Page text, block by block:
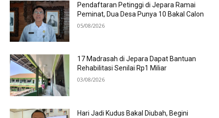
Pendaftaran Petinggi di Jepara Ramai
Peminat, Dua Desa Punya 10 Bakal Calon
05/08/2026
17 Madrasah di Jepara Dapat Bantuan
Rehabilitasi Senilai Rp1 Miliar
03/08/2026
Hari Jadi Kudus Bakal Diubah, Begini